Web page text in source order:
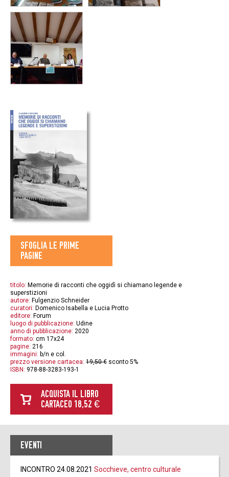
SFOGLIA LE PRIME
PAGINE
titolo: Memorie di racconti che oggidì si chiamano legende e
superstizioni
autore: Fulgenzio Schneider
curatori: Domenico Isabella e Lucia Protto
editore: Forum
luogo di pubblicazione: Udine
anno di pubblicazione: 2020
formato: cm 17x24
pagine: 216
immagini: b/n e col.
prezzo versione cartacea: 19,50 € sconto 5%
ISBN: 978-88-3283-193-1
ACQUISTA IL LIBRO
CARTACEO 18,52 €
EVENTI
INCONTRO 24.08.2021 Socchieve, centro culturale